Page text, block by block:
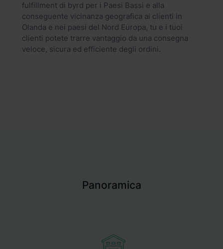
fulfillment di byrd per i Paesi Bassi e alla
conseguente vicinanza geografica ai clienti in
Olanda e nei paesi del Nord Europa, tu e i tuoi
clienti potete trarre vantaggio da una consegna
veloce, sicura ed efficiente degli ordini.
Panoramica